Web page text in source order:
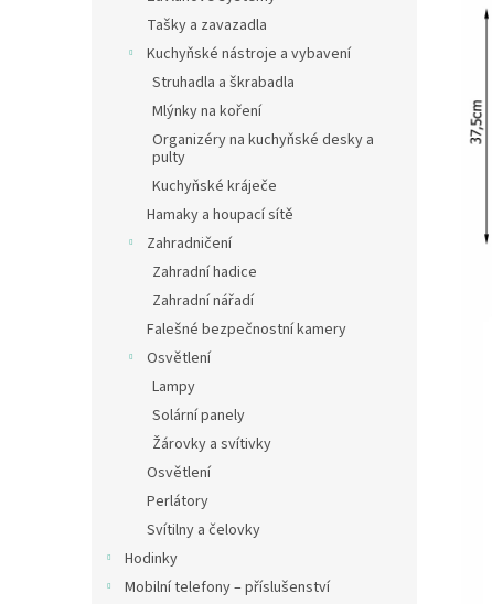
Tašky a zavazadla
Kuchyňské nástroje a vybavení
Struhadla a škrabadla
Mlýnky na koření
Organizéry na kuchyňské desky a
pulty
Kuchyňské kráječe
Hamaky a houpací sítě
Zahradničení
Zahradní hadice
Zahradní nářadí
Falešné bezpečnostní kamery
Osvětlení
Lampy
Solární panely
Žárovky a svítivky
Osvětlení
Perlátory
Svítilny a čelovky
Hodinky
Mobilní telefony – příslušenství